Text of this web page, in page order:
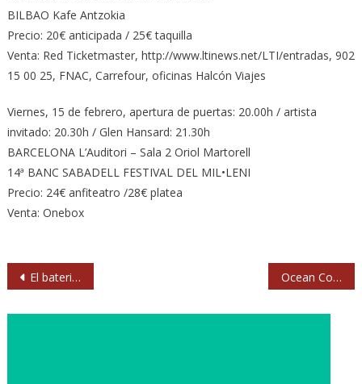
BILBAO Kafe Antzokia
Precio: 20€ anticipada / 25€ taquilla
Venta: Red Ticketmaster, http://www.ltinews.net/LTI/entradas, 902
15 00 25, FNAC, Carrefour, oficinas Halcón Viajes
Viernes, 15 de febrero, apertura de puertas: 20.00h / artista
invitado: 20.30h / Glen Hansard: 21.30h
BARCELONA L’Auditori – Sala 2 Oriol Martorell
14ª BANC SABADELL FESTIVAL DEL MIL•LENI
Precio: 24€ anfiteatro /28€ platea
Venta: Onebox
Navegación
El baterista de Kaiser Chiefs abandona la banda Ocean Colour Scene y Kill it Kid, en la segunda edición del Festival El Gordo santanderino